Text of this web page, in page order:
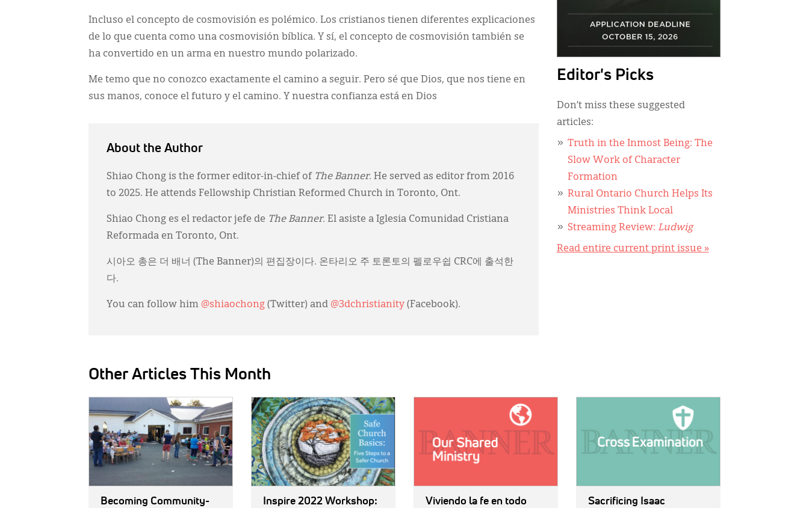
Incluso el concepto de cosmovisión es polémico. Los cristianos tienen diferentes explicaciones
de lo que cuenta como una cosmovisión bíblica. Y sí, el concepto de cosmovisión también se
ha convertido en un arma en nuestro mundo polarizado.
Me temo que no conozco exactamente el camino a seguir. Pero sé que Dios, que nos tiene en
sus manos, conoce el futuro y el camino. Y nuestra confianza está en Dios
About the Author
Shiao Chong is the former editor-in-chief of The Banner. He served as editor from 2016
to 2025. He attends Fellowship Christian Reformed Church in Toronto, Ont.
Shiao Chong es el redactor jefe de The Banner. El asiste a Iglesia Comunidad Cristiana
Reformada en Toronto, Ont.
시아오 총은 더 배너 (The Banner)의 편집장이다. 온타리오 주 토론토의 펠로우쉽 CRC에 출석한
다.
You can follow him @shiaochong (Twitter) and @3dchristianity (Facebook).
Editor's Picks
Don’t miss these suggested
articles:
Truth in the Inmost Being: The
Slow Work of Character
Formation
Rural Ontario Church Helps Its
Ministries Think Local
Streaming Review: Ludwig
Read entire current print issue »
Other Articles This Month
Becoming Community-
IMAGE:
Inspire 2022 Workshop:
Viviendo la fe en todo
Sacrificing Isaac